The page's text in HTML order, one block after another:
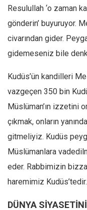
Resulullah ‘o zaman
gönderin’ buyuruyor.
civarından gider.
gidemeseniz bile
Kudüs’ün kandilleri
vazgeçen 350 bin
Müslüman’ın izzetini
çıkmak, onların
gitmeliyiz. Kudüs
Müslümanlara
eder. Rabbimizin
haremimiz
DÜNYA